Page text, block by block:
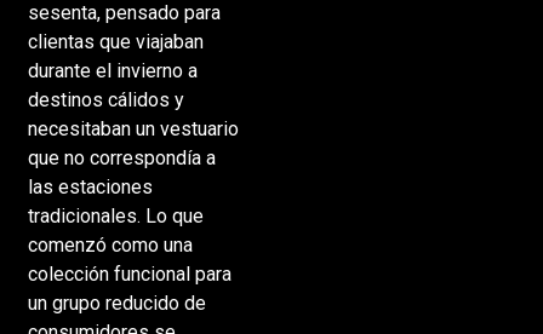
sesenta, pensado para
clientas que viajaban
durante el invierno a
destinos cálidos y
necesitaban un vestuario
que no correspondía a
las estaciones
tradicionales. Lo que
comenzó como una
colección funcional para
un grupo reducido de